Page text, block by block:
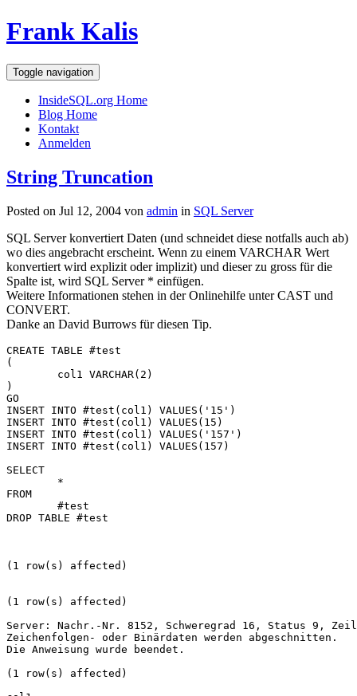
Frank Kalis
Toggle navigation
InsideSQL.org Home
Blog Home
Kontakt
Anmelden
String Truncation
Posted on Jul 12, 2004 von admin in SQL Server
SQL Server konvertiert Daten (und schneidet diese notfalls auch ab)
wo dies angebracht erscheint. Wenn zu einem VARCHAR Wert
konvertiert wird explizit oder implizit) und dieser zu gross für die
Spalte ist, wird SQL Server * einfügen.
Weitere Informationen stehen in der Onlinehilfe unter CAST und
CONVERT.
Danke an David Burrows für diesen Tip.
CREATE TABLE #test
(
	col1 VARCHAR(2)
)
GO
INSERT INTO #test(col1) VALUES('15')
INSERT INTO #test(col1) VALUES(15)
INSERT INTO #test(col1) VALUES('157')
INSERT INTO #test(col1) VALUES(157)
SELECT
	*
FROM
	#test
DROP TABLE #test
(1 row(s) affected)
(1 row(s) affected)
Server: Nachr.-Nr. 8152, Schweregrad 16, Status 9,
Zeichenfolgen- oder Binärdaten werden abgeschnitten.
Die Anweisung wurde beendet.
(1 row(s) affected)